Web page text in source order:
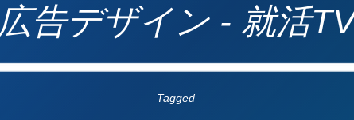
広告デザイン - 就活
Tagged